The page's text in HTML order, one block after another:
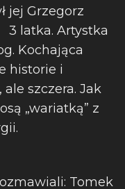
jej Grzegorz
3 latka. Artystka
Kochająca
historie i
szczera. Jak
„wariatką” z
Tomek